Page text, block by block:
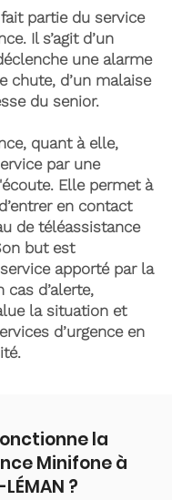
partie du service
Il s’agit d’un
une alarme
chute, d’un malaise
du senior.
quant à elle,
par une
Elle permet à
en contact
de téléassistance
but est
apporté par la
cas d’alerte,
la situation et
d’urgence en
la
Minifone à
?